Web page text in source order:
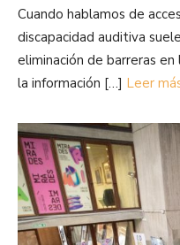
Cuando hablamos de
discapacidad auditiva
eliminación de barreras en
la información […] Leer